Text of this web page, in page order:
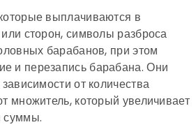
выплачиваются в
сторон, символы разброса
барабанов, при этом
и перезапись барабана. Они
от количества
множитель, который увеличивает
суммы.